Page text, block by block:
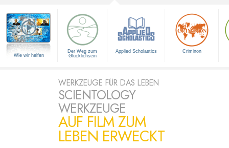
Wie wir helfen
Der Weg zum
Glücklichsein
Applied Scholastics Criminon
WERKZEUGE FÜR DAS LEBEN
SCIENTOLOGY
WERKZEUGE
AUF FILM ZUM
LEBEN ERWECKT